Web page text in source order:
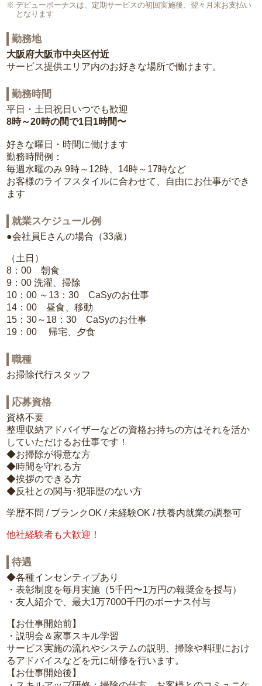
デビューボーナスは、定期サービスの初回実施後、翌々月末お支払い
となります
勤務地
大阪府大阪市中央区付近
サービス提供エリア内のお好きな場所で働けます。
勤務時間
平日・土日祝日いつでも歓迎
8時～20時の間で1日1時間〜
好きな曜日・時間に働けます
勤務時間例：
毎週水曜のみ 9時～12時、14時～17時など
お客様のライフスタイルに合わせて、自由にお仕事ができ
ます
就業スケジュール例
●会社員Eさんの場合（33歳）
（土日）
8：00 朝食
9：00 洗濯、掃除
10：00 ～13：30 CaSyのお仕事
14：00 昼食、移動
15：30～18：30 CaSyのお仕事
19：00 帰宅、夕食
職種
お掃除代行スタッフ
応募資格
資格不要
整理収納アドバイザーなどの資格お持ちの方はそれを活か
していただけるお仕事です！
◆お掃除が得意な方
◆時間を守れる方
◆挨拶のできる方
◆反社との関与･犯罪歴のない方
学歴不問 / ブランクOK / 未経験OK / 扶養内就業の調整可
他社経験者も大歓迎！
待遇
◆各種インセンティブあり
・表彰制度を毎月実施（5千円〜1万円の報奨金を授与）
・友人紹介で、最大1万7000千円のボーナス付与
【お仕事開始前】
・説明会＆家事スキル学習
サービス実施の流れやシステムの説明、掃除や料理におけ
るアドバイスなどを元に研修を行います。
【お仕事開始後】